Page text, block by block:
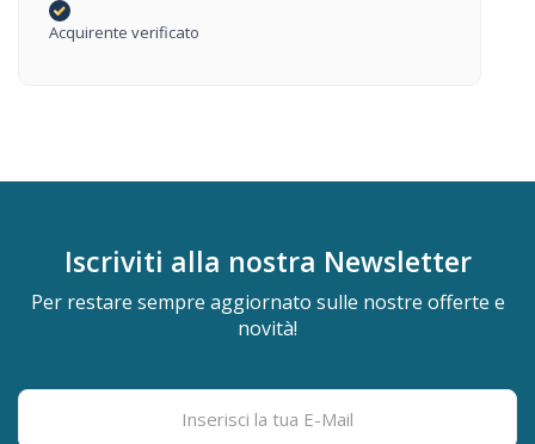
Acquirente verificato
Iscriviti alla nostra Newsletter
Per restare sempre aggiornato sulle nostre offerte e
novità!